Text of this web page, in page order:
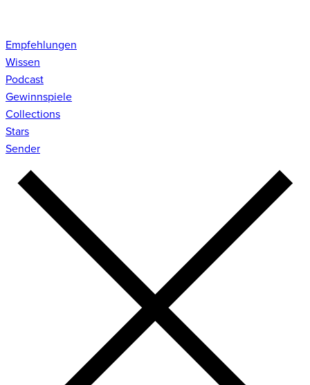
Empfehlungen
Wissen
Podcast
Gewinnspiele
Collections
Stars
Sender